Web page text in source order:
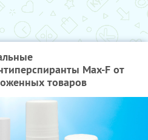
Max-F от
товаров